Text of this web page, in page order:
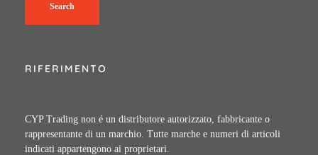
Search
RIFERIMENTO
CYP Trading non é un distributore autorizzato, fabbricante o
rappresentante di un marchio. Tutte marche e numeri di articoli
indicati appartengono ai proprietari.